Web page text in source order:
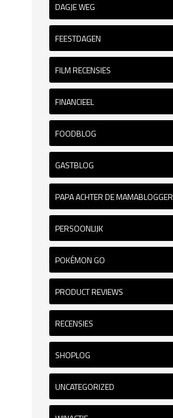
DAGJE WEG
FEESTDAGEN
FILM RECENSIES
FINANCIEEL
FOODBLOG
GASTBLOG
PAPA ACHTER DE MAMABLOGGER
PERSOONLIJK
POKÉMON GO
PRODUCT REVIEWS
RECENSIES
SHOPLOG
UNCATEGORIZED